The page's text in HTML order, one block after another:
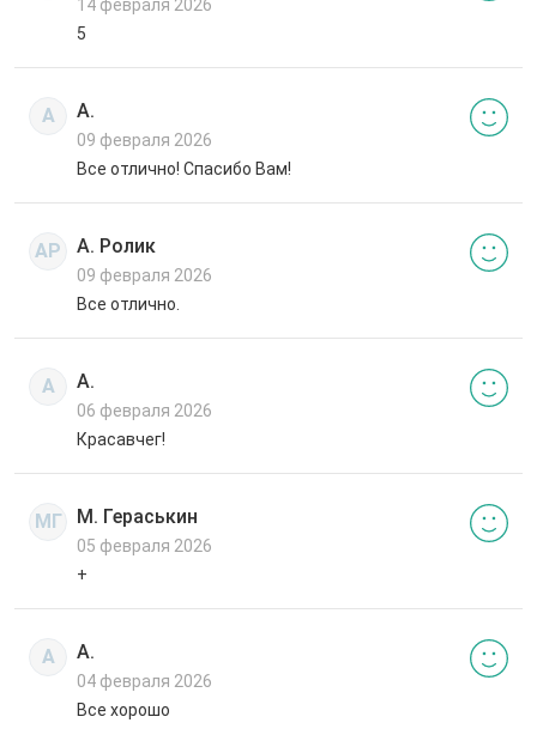
14 февраля 2026
5
А А.
09 февраля 2026
Все отлично! Спасибо Вам!
АР А. Ролик
09 февраля 2026
Все отлично.
А А.
06 февраля 2026
Красавчег!
МГ М. Гераськин
05 февраля 2026
+
А А.
04 февраля 2026
Все хорошо